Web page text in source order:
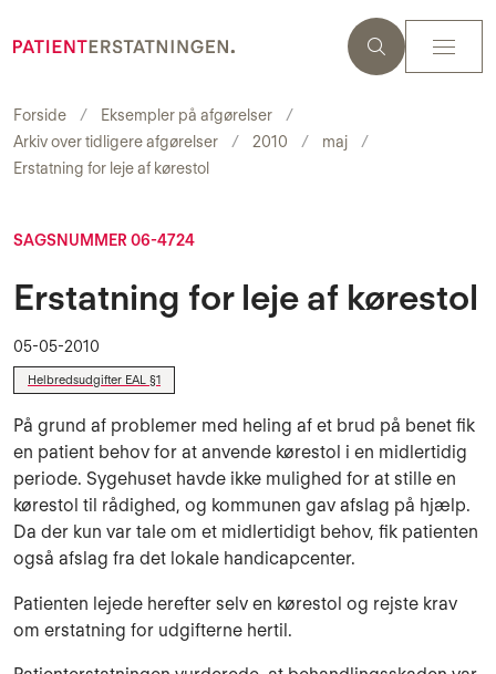
Forside
Eksempler på afgørelser
Arkiv over tidligere afgørelser
2010
maj
Erstatning for leje af kørestol
SAGSNUMMER 06-4724
Erstatning for leje af kørestol
05-05-2010
Helbredsudgifter EAL §1
På grund af problemer med heling af et brud på benet fik
en patient behov for at anvende kørestol i en midlertidig
periode. Sygehuset havde ikke mulighed for at stille en
kørestol til rådighed, og kommunen gav afslag på hjælp.
Da der kun var tale om et midlertidigt behov, fik patienten
også afslag fra det lokale handicapcenter.
Patienten lejede herefter selv en kørestol og rejste krav
om erstatning for udgifterne hertil.